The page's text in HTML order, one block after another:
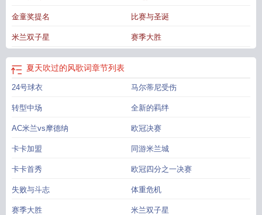
金童奖提名 比赛与圣诞
米兰双子星 赛季大胜
夏天吹过的风歌词章节列表
24号球衣 马尔蒂尼受伤
转型中场 全新的羁绊
AC米兰vs摩德纳 欧冠决赛
卡卡加盟 同游米兰城
卡卡首秀 欧冠四分之一决赛
失败与斗志 体重危机
赛季大胜 米兰双子星